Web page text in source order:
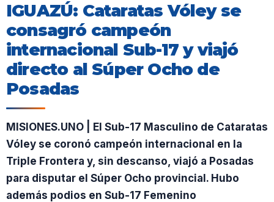
IGUAZÚ: Cataratas Vóley se
consagró campeón
internacional Sub-17 y viajó
directo al Súper Ocho de
Posadas
MISIONES.UNO | El Sub-17 Masculino de Cataratas
Vóley se coronó campeón internacional en la
Triple Frontera y, sin descanso, viajó a Posadas
para disputar el Súper Ocho provincial. Hubo
además podios en Sub-17 Femenino